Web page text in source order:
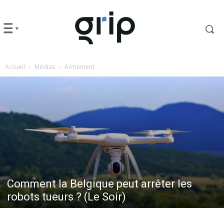
Accueil Médias Armement
Comment la Belgique peut arrêter les
robots tueurs ? (Le Soir)